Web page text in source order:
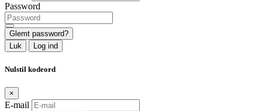
Password
Glemt password?
Luk
Log ind
Nulstil kodeord
×
E-mail